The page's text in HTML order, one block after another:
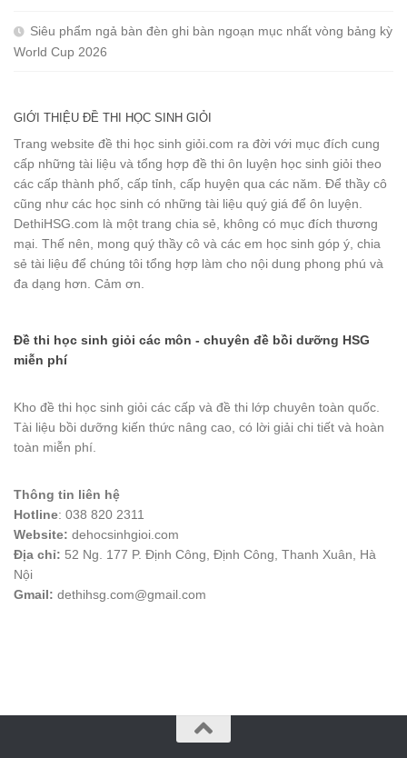
Siêu phẩm ngả bàn đèn ghi bàn ngoạn mục nhất vòng bảng kỳ
World Cup 2026
GIỚI THIỆU ĐỀ THI HỌC SINH GIỎI
Trang website đề thi học sinh giỏi.com ra đời với mục đích cung
cấp những tài liệu và tổng hợp đề thi ôn luyện học sinh giỏi theo
các cấp thành phố, cấp tỉnh, cấp huyện qua các năm. Để thầy cô
cũng như các học sinh có những tài liệu quý giá để ôn luyện.
DethiHSG.com là một trang chia sẻ, không có mục đích thương
mại. Thế nên, mong quý thầy cô và các em học sinh góp ý, chia
sẻ tài liệu để chúng tôi tổng hợp làm cho nội dung phong phú và
đa dạng hơn. Cảm ơn.
Đề thi học sinh giỏi các môn - chuyên đề bồi dưỡng HSG
miễn phí
Kho đề thi học sinh giỏi các cấp và đề thi lớp chuyên toàn quốc.
Tài liệu bồi dưỡng kiến thức nâng cao, có lời giải chi tiết và hoàn
toàn miễn phí.
Thông tin liên hệ
Hotline: 038 820 2311
Website: dehocsinhgioi.com
Địa chỉ: 52 Ng. 177 P. Định Công, Định Công, Thanh Xuân, Hà
Nội
Gmail: dethihsg.com@gmail.com